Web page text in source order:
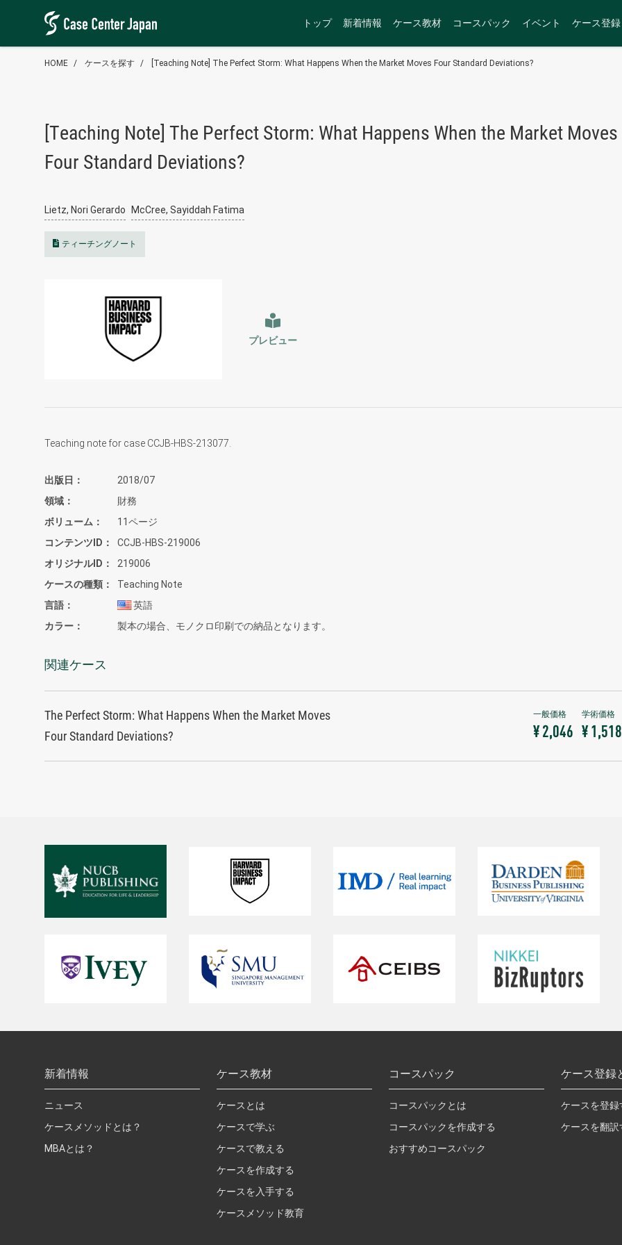
トップ 新着情報 ケース教材 コースパック イベント ケース登録
HOME ケースを探す [Teaching Note] The Perfect Storm: What Happens When the Market Moves Four Standard Deviations?
[Teaching Note] The Perfect Storm: What Happens When the Market Moves
Four Standard Deviations?
Lietz, Nori Gerardo McCree, Sayiddah Fatima
ティーチングノート
プレビュー
Teaching note for case CCJB-HBS-213077.
出版日
2018/07
領域
財務
ボリューム
11ページ
コンテンツID
CCJB-HBS-219006
オリジナルID
219006
ケースの種類
Teaching Note
言語
英語
カラー
製本の場合、モノクロ印刷での納品となります。
関連ケース
The Perfect Storm: What Happens When the Market Moves
Four Standard Deviations?
¥ 2,046 ¥ 1,518
新着情報
ニュース
ケースメソッドとは？
MBAとは？
ケース教材
ケースとは
ケースで学ぶ
ケースで教える
ケースを作成する
ケースを入手する
ケースメソッド教育
コースパック
コースパックとは
コースパックを作成する
おすすめコースパック
ケース登録
ケースを登録
ケースを翻訳